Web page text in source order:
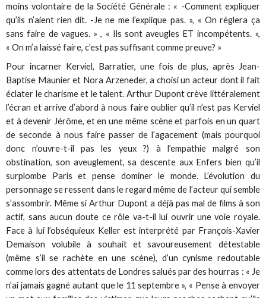
moins volontaire de la Société Générale : « -Comment expliquer
qu’ils n’aient rien dit. -Je ne me l’explique pas. », « On réglera ça
sans faire de vagues. » , « Ils sont aveugles ET incompétents. »,
« On m’a laissé faire, c’est pas suffisant comme preuve? »
Pour incarner Kerviel, Barratier, une fois de plus, après Jean-
Baptise Maunier et Nora Arzeneder, a choisi un acteur dont il fait
éclater le charisme et le talent. Arthur Dupont crève littéralement
l’écran et arrive d’abord à nous faire oublier qu’il n’est pas Kerviel
et à devenir Jérôme, et en une même scène et parfois en un quart
de seconde à nous faire passer de l’agacement (mais pourquoi
donc n’ouvre-t-il pas les yeux ?) à l’empathie malgré son
obstination, son aveuglement, sa descente aux Enfers bien qu’il
surplombe Paris et pense dominer le monde. L’évolution du
personnage se ressent dans le regard même de l’acteur qui semble
s’assombrir. Même si Arthur Dupont a déjà pas mal de films à son
actif, sans aucun doute ce rôle va-t-il lui ouvrir une voie royale.
Face à lui l’obséquieux Keller est interprété par François-Xavier
Demaison volubile à souhait et savoureusement détestable
(même s’il se rachète en une scène), d’un cynisme redoutable
comme lors des attentats de Londres salués par des hourras : « Je
n’ai jamais gagné autant que le 11 septembre », « Pense à envoyer